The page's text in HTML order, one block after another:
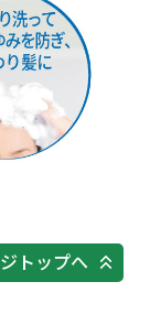
トップへ